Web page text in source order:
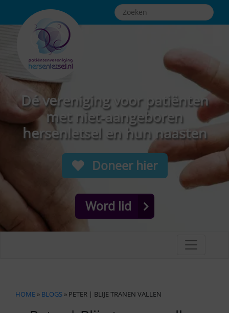
Dé vereniging voor patiënten
met niet-aangeboren
hersenletsel en hun naasten
Doneer hier
Word lid
HOME » BLOGS » PETER | BLIJE TRANEN VALLEN